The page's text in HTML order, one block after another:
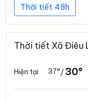
Thời tiết 48h
Thời tiết Xã Điêu
Hiện tại 37°/30°